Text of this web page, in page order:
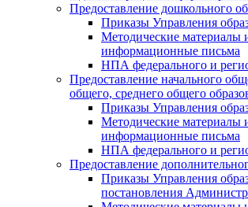
Предоставление дошкольного
Приказы Управления
Методические материалы
информационные письма
НПА федерального и
Предоставление начального
общего, среднего общего
Приказы Управления
Методические материалы
информационные письма
НПА федерального и
Предоставление
Приказы Управления
постановления